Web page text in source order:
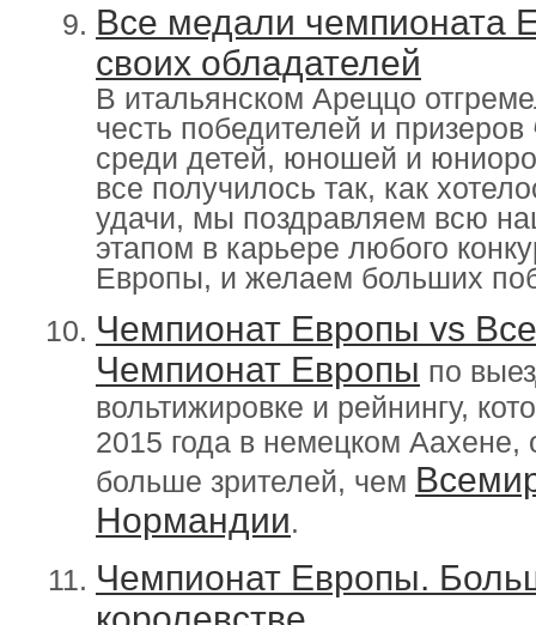
Все медали чемпионата
своих обладателей
В итальянском Ареццо
честь победителей и призеров
среди детей, юношей и
все получилось так, как
удачи, мы поздравляем всю
этапом в карьере любого
Европы, и желаем больших
Чемпионат Европы vs
Чемпионат Европы по
вольтижировке и рейнингу,
2015 года в немецком Аахене,
больше зрителей, чем
Нормандии.
Чемпионат Европы.